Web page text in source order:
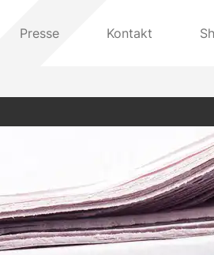
Presse Kontakt